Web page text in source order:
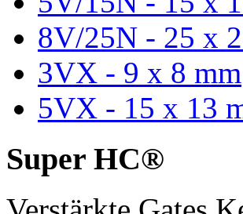
8V/25N - 25 x
3VX - 9 x 8 mm
5VX - 15 x 13
Super HC®